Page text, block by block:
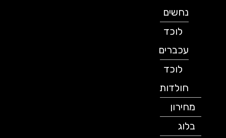
נחשים
לוכד
עכברים
לוכד
חולדות
מחירון
בלוג